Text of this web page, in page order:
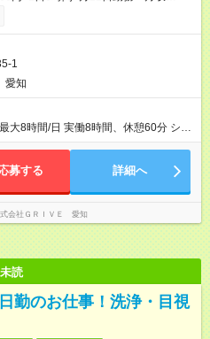
と同じです。
1
愛知
8時間/日 実働8時間、休憩60分 シフ
フトに準ずる形となり
募する 詳細へ
会社ＧＲＩＶＥ 愛知
未読
勤のお仕事！洗浄・目視